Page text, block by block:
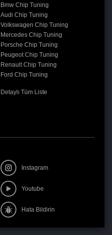
Bmw Chip Tuning
Audi Chip Tuning
Volkswagen Chip Tuning
Mercedes Chip Tuning
Porsche Chip Tuning
Peugeot Chip Tuning
Renault Chip Tuning
Ford Chip Tuning
Detaylı Tüm Liste
Instagram
Youtube
Hata Bildirin